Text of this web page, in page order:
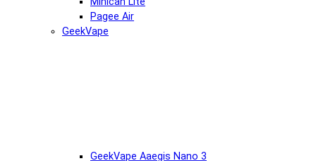
Pagee Air
GeekVape
GeekVape Aaegis Nano 3